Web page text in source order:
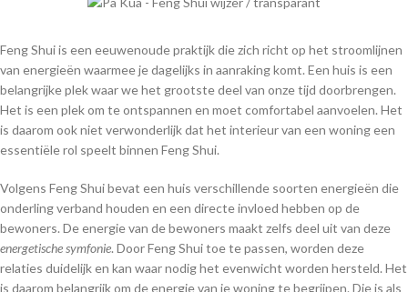
Feng Shui is een eeuwenoude praktijk die zich richt op het stroomlijnen
van energieën waarmee je dagelijks in aanraking komt. Een huis is een
belangrijke plek waar we het grootste deel van onze tijd doorbrengen.
Het is een plek om te ontspannen en moet comfortabel aanvoelen. Het
is daarom ook niet verwonderlijk dat het interieur van een woning een
essentiële rol speelt binnen Feng Shui.
Volgens Feng Shui bevat een huis verschillende soorten energieën die
onderling verband houden en een directe invloed hebben op de
bewoners. De energie van de bewoners maakt zelfs deel uit van deze
energetische symfonie. Door Feng Shui toe te passen, worden deze
relaties duidelijk en kan waar nodig het evenwicht worden hersteld. Het
is daarom belangrijk om de energie van je woning te begrijpen. Die is als